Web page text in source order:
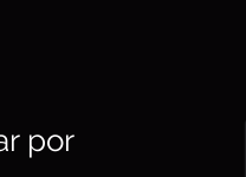
por